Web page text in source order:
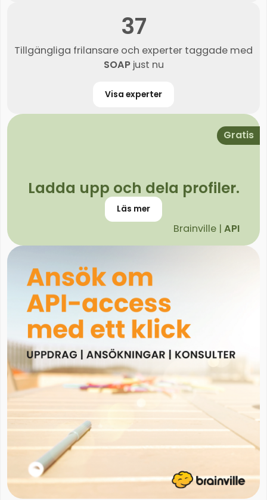
37
Tillgängliga frilansare och experter taggade med
SOAPjust nu
Visa experter
Gratis
Ladda upp och dela profiler.
Läs mer
Brainville | API